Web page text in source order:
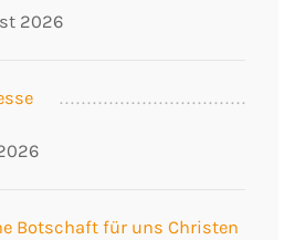
2026
Botschaft für uns Christen